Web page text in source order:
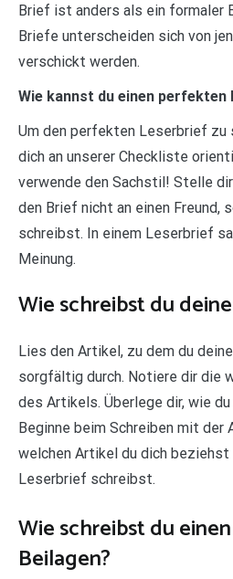
Brief ist anders als ein formaler
Briefe unterscheiden sich von
verschickt werden.
Wie kannst du einen
Um den perfekten Leserbrief zu
dich an unserer Checkliste
verwende den Sachstil! Stelle
den Brief nicht an einen Freund,
schreibst. In einem Leserbrief
Meinung.
Wie schreibst du
Lies den Artikel, zu dem du
sorgfältig durch. Notiere dir die
des Artikels. Überlege dir, wie
Beginne beim Schreiben mit der
welchen Artikel du dich beziehst
Leserbrief schreibst.
Wie schreibst du
Beilagen?